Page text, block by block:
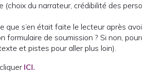
du narrateur, crédibilité des
que s’en était faite le lecteur après
formulaire de soumission ? Si non,
et pistes pour aller plus loin).
ICI.